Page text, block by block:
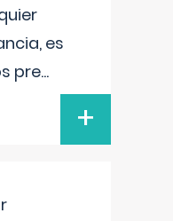
es
pre...
+